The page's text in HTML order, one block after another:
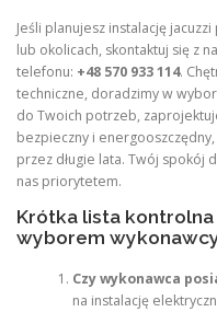
Jeśli planujesz instalację
lub okolicach, skontaktuj się z
telefonu: +48 570 933 114.
techniczne, doradzimy w
do Twoich potrzeb,
bezpieczny i
przez długie lata. Twój spokój
nas priorytetem.
Krótka lista
wyborem
Czy wykonawca
na instalację